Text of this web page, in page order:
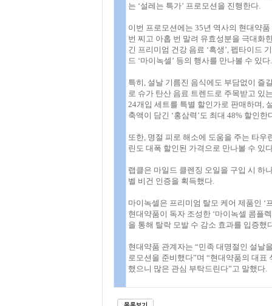
는 ‘설레는 특가’ 프로모션을 진행한다.
이번 프로모션에는 35년 역사의 현대약
번 찌고 아홉 번 말려 유효성분을 극대화
긴 프리미엄 건강 음료 ‘흑생’, 펩타이드
드 ‘마이녹셀’ 등의 행사를 만나볼 수 있다.
특히, 설날 기름진 음식에도 부담없이 즐
로 슈가 탄산 음료 트렌드로 주목받고 있
24개입 세트를 특별 할인가로 판매하며,
축액이 담긴 ‘홍삼력’도 최대 48% 할인한
또한, 명절 피로 해소에 도움을 주는 타우
린도 대폭 할인된 가격으로 만나볼 수 있
랩클은 마일드 클렌징 오일을 구입 시 하
벨 비건 인증을 획득했다.
마이녹셀은 프리미엄 탈모 케어 제품인 ‘
현대약품이 독자 조성한 ‘마이녹셀 콤플
을 통해 탈락 모발 수 감소 효과를 입증했
현대약품 관계자는 “민족 대명절인 설날
로모션을 준비했다”며 “현대약품의 대
했으니 많은 관심 부탁드린다”고 말했다.